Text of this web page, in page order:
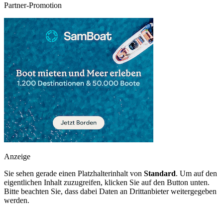
Partner-Promotion
Anzeige
Sie sehen gerade einen Platzhalterinhalt von Standard. Um auf den
eigentlichen Inhalt zuzugreifen, klicken Sie auf den Button unten.
Bitte beachten Sie, dass dabei Daten an Drittanbieter weitergegeben
werden.